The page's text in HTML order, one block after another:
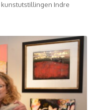
kunstutstillingen Indre